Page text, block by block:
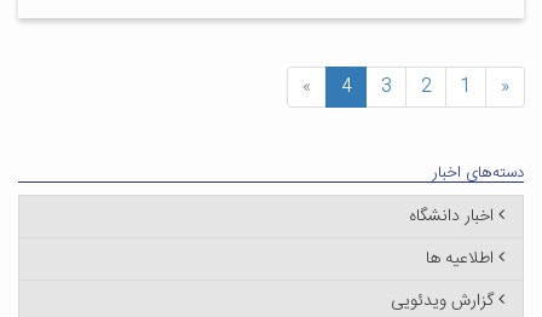
«
1
2
3
4
»
دسته‌های اخبار
اخبار دانشگاه
اطلاعیه ها
گزارش ویدئویی